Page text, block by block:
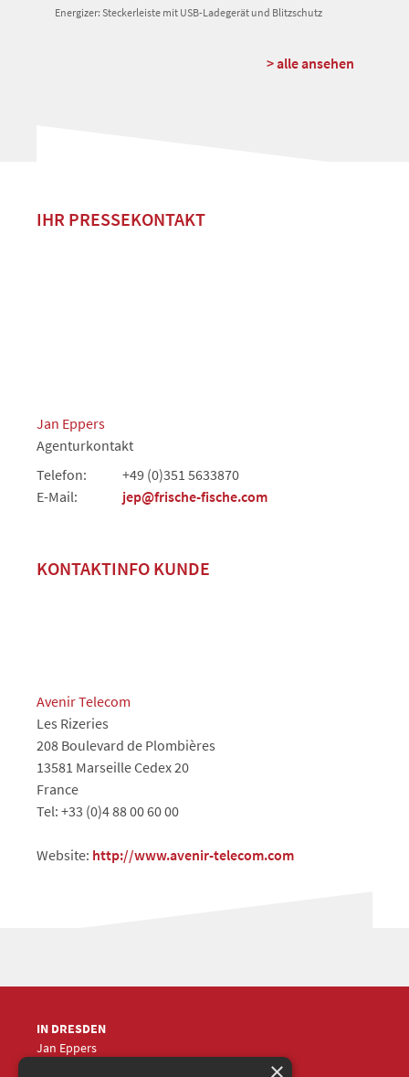
Energizer: Steckerleiste mit USB-Ladegerät und Blitzschutz
> alle ansehen
IHR PRESSEKONTAKT
Jan Eppers
Agenturkontakt
Telefon:
+49 (0)351 5633870
E-Mail:
jep@frische-fische.com
KONTAKTINFO KUNDE
Avenir Telecom
Les Rizeries
208 Boulevard de Plombières
13581 Marseille Cedex 20
France
Tel: +33 (0)4 88 00 60 00
Website: http://www.avenir-telecom.com
IN DRESDEN
Jan Eppers